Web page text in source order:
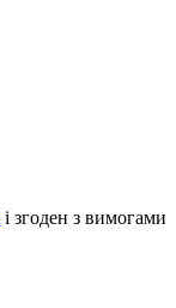
і згоден з вимогами